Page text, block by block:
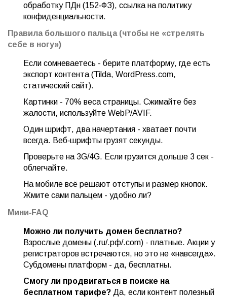
обработку ПДн (152‑ФЗ), ссылка на политику
конфиденциальности.
Правила большого пальца (чтобы не «стрелять
себе в ногу»)
Если сомневаетесь - берите платформу, где есть
экспорт контента (Tilda, WordPress.com,
статический сайт).
Картинки - 70% веса страницы. Сжимайте без
жалости, используйте WebP/AVIF.
Один шрифт, два начертания - хватает почти
всегда. Веб‑шрифты грузят секунды.
Проверьте на 3G/4G. Если грузится дольше 3 сек -
облегчайте.
На мобиле всё решают отступы и размер кнопок.
Жмите сами пальцем - удобно ли?
Мини‑FAQ
Можно ли получить домен бесплатно?
Взрослые домены (.ru/.рф/.com) - платные. Акции у
регистраторов встречаются, но это не «навсегда».
Субдомены платформ - да, бесплатны.
Смогу ли продвигаться в поиске на
бесплатном тарифе? Да, если контент полезный